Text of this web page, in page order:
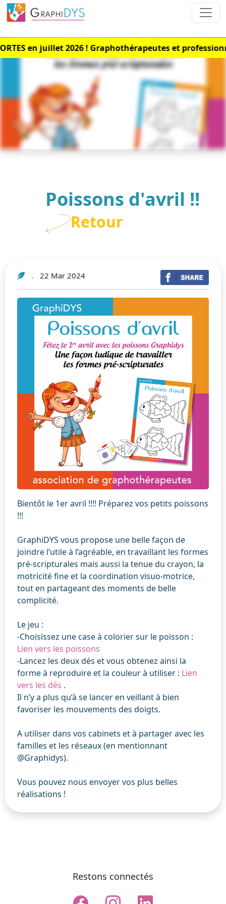
en juillet 2026 ! Graphothérapeutes et
Poissons d'avril !!
Retour
22 Mar 2024
Bientôt le 1er avril !!!! Préparez vos petits poissons
!!!
GraphiDYS vous propose une belle façon de
joindre l’utile à l’agréable, en travaillant les formes
pré-scripturales mais aussi la tenue du crayon, la
motricité fine et la coordination visuo-motrice,
tout en partageant des moments de belle
complicité.
Le jeu :
-Choisissez une case à colorier sur le poisson :
Lien vers les poissons
-Lancez les deux dés et vous obtenez ainsi la
forme à reproduire et la couleur à utiliser : Lien
vers les dés .
Il n’y a plus qu’à se lancer en veillant à bien
favoriser les mouvements des doigts.
A utiliser dans vos cabinets et à partager avec les
familles et les réseaux (en mentionnant
@Graphidys).
Vous pouvez nous envoyer vos plus belles
réalisations !
Restons connectés